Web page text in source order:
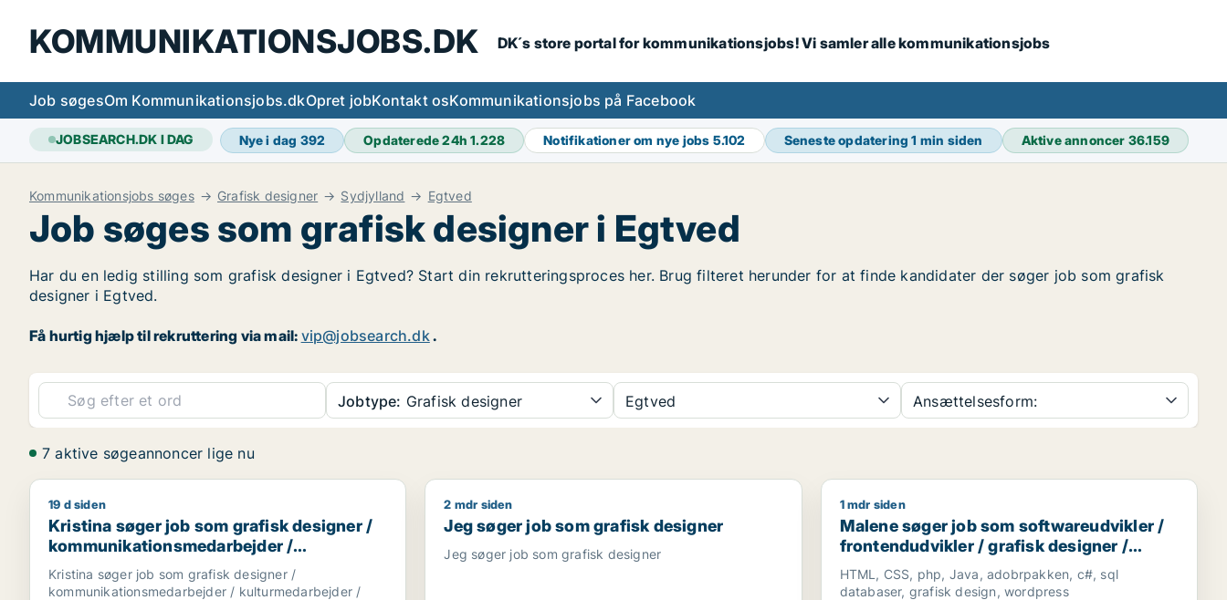
KOMMUNIKATIONSJOBS.DK DK´s store portal for kommunikationsjobs! Vi samler alle kommunikationsjobs
Job søgesOm Kommunikationsjobs.dkOpret jobKontakt osKommunikationsjobs på Facebook
JOBSEARCH.DK I DAG Nye i dag 392 Opdaterede 24h1.228 Notifikationer om nye jobs 5.102 Seneste opdatering1 min siden Aktive annoncer 36.159
Kommunikationsjobs søges Grafisk designer Sydjylland Egtved
Job søges som grafisk designer i Egtved
Har du en ledig stilling som grafisk designer i Egtved? Start din rekrutteringsproces her. Brug filteret herunder for at finde kandidater der søger job som grafisk
designer i Egtved.
Få hurtig hjælp til rekruttering via mail: vip@jobsearch.dk.
Jobtype: Grafisk designer Egtved Ansættelsesform:
7 aktive søgeannoncer lige nu
Kristina søger job som grafisk designer / kommunikationsmedarbejder / kulturmedarbejder / kreativ medarbejder / køkkenmedarbejder
19 d siden
Kristina søger job som grafisk designer /
kommunikationsmedarbejder /
kulturmedarbejder / kreativ medarbejder /
køkkenmedarbejder
Kristina søger job som grafisk designer /
kommunikationsmedarbejder / kulturmedarbejder /
Jeg søger job som grafisk designer
2 mdr siden
Jeg søger job som grafisk designer
Jeg søger job som grafisk designer
Malene søger job som softwareudvikler /
1 mdr siden
Malene søger job som softwareudvikler /
frontendudvikler / grafisk designer /
marketingmedarbejder / kreativ
medarbejder
HTML, CSS, php, Java, adobrpakken, c#, sql
databaser, grafisk design, wordpress